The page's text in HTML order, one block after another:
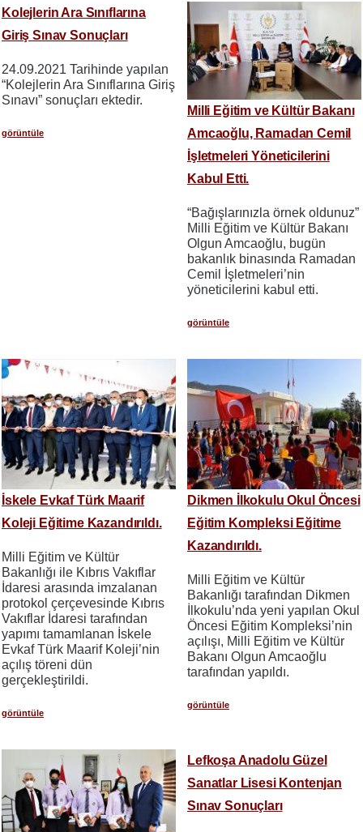
Kolejlerin Ara Sınıflarına
Giriş Sınav Sonuçları
24.09.2021 Tarihinde yapılan
“Kolejlerin Ara Sınıflarına Giriş
Sınavı” sonuçları ektedir.
görüntüle
Milli Eğitim ve Kültür Bakanı
Amcaoğlu, Ramadan Cemil
İşletmeleri Yöneticilerini
Kabul Etti.
“Bağışlarınızla örnek oldunuz”
Milli Eğitim ve Kültür Bakanı
Olgun Amcaoğlu, bugün
bakanlık binasında Ramadan
Cemil İşletmeleri’nin
yöneticilerini kabul etti.
görüntüle
İskele Evkaf Türk Maarif
Koleji Eğitime Kazandırıldı.
Milli Eğitim ve Kültür
Bakanlığı ile Kıbrıs Vakıflar
İdaresi arasında imzalanan
protokol çerçevesinde Kıbrıs
Vakıflar İdaresi tarafından
yapımı tamamlanan İskele
Evkaf Türk Maarif Koleji’nin
açılış töreni dün
gerçekleştirildi.
görüntüle
Dikmen İlkokulu Okul Öncesi
Eğitim Kompleksi Eğitime
Kazandırıldı.
Milli Eğitim ve Kültür
Bakanlığı tarafından Dikmen
İlkokulu’nda yeni yapılan Okul
Öncesi Eğitim Kompleksi’nin
açılışı, Milli Eğitim ve Kültür
Bakanı Olgun Amcaoğlu
tarafından yapıldı.
görüntüle
Lefkoşa Anadolu Güzel
Sanatlar Lisesi Kontenjan
Sınav Sonuçları